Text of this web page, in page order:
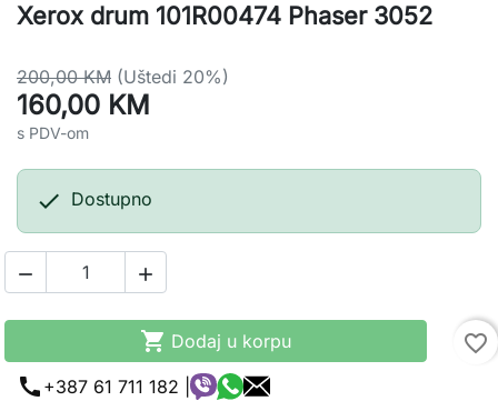
Xerox drum 101R00474 Phaser 3052
200,00 KM (Uštedi 20%)
160,00 KM
s PDV-om
 Dostupno
 
 Dodaj u korpu
favorite_border
call +387 61 711 182 |